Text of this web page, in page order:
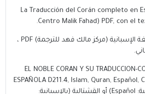
La Traducción del Corán completo en
Centro Malik Fahad) PDF, con el
ترجمة القرآن الكامل باللغة الإسبانية (مركز مالك فهد للترجمة) PDF ،
EL NOBLE CORAN Y SU TRADUCCION-
ESPAÑOLA D211.4, Islam, Quran, Español,
اللغة الأسبانية (بالإسبانية: Español) أو القشتالية (بالإسبانية: